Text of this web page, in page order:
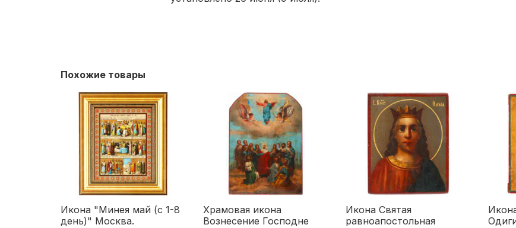
Похожие товары
Икона "Минея май (с 1-8
день)" Москва.
Храмовая икона
Вознесение Господне
Икона Святая
равноапостольная